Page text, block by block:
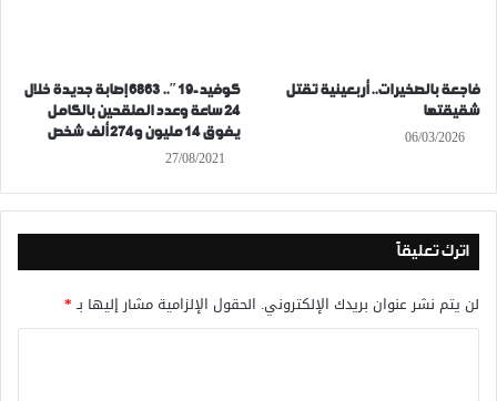
فاجعة بالصخيرات.. أربعينية تقتل
شقيقتها
06/03/2026
كوفيد-19″.. 6863 إصابة جديدة خلال
24 ساعة وعدد الملقحين بالكامل
يفوق 14 مليون و274 ألف شخص
27/08/2021
اترك تعليقاً
لن يتم نشر عنوان بريدك الإلكتروني. الحقول الإلزامية مشار إليها بـ*